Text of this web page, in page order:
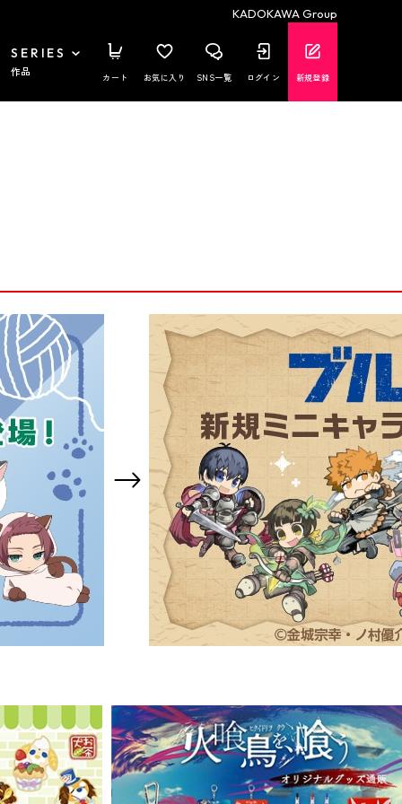
KADOKAWA Group
SERIES
作品 カート お気に入り SNS一覧 ログイン 新規登録